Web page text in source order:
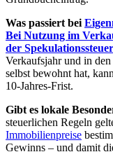
Was passiert bei
Bei Nutzung im
der
Verkaufsjahr und in
selbst bewohnt hat,
10-Jahres-Frist.
Gibt es lokale
steuerlichen Regeln
Immobilienpreise
Gewinns – und damit